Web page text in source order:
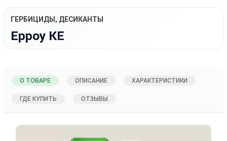
ГЕРБИЦИДЫ, ДЕСИКАНТЫ
Ерроу КЕ
О ТОВАРЕ ОПИСАНИЕ ХАРАКТЕРИСТИКИ
ГДЕ КУПИТЬ ОТЗЫВЫ